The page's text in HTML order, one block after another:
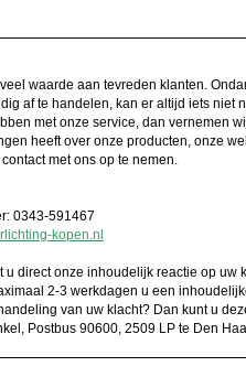
waarde aan tevreden klanten.
af te handelen, kan er altijd iets niet
met onze service, dan vernemen
heeft over onze producten, onze
met ons op te nemen.
0343-591467
kopen.nl
u direct onze inhoudelijk reactie op uw
2-3 werkdagen u een
van uw klacht? Dan kunt u
Postbus 90600, 2509 LP te Den